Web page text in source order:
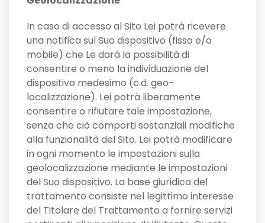
In caso di accesso al Sito Lei potrà ricevere
una notifica sul Suo dispositivo (fisso e/o
mobile) che Le darà la possibilità di
consentire o meno la individuazione del
dispositivo medesimo (c.d. geo-
localizzazione). Lei potrà liberamente
consentire o rifiutare tale impostazione,
senza che ciò comporti sostanziali modifiche
alla funzionalità del Sito. Lei potrà modificare
in ogni momento le impostazioni sulla
geolocalizzazione mediante le impostazioni
del Suo dispositivo. La base giuridica del
trattamento consiste nel legittimo interesse
del Titolare del Trattamento a fornire servizi